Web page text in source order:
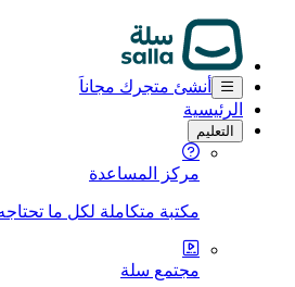
أنشئ متجرك مجاناَ
الرئيسية
التعليم
مركز المساعدة
مكتبة متكاملة لكل ما
مجتمع سلة